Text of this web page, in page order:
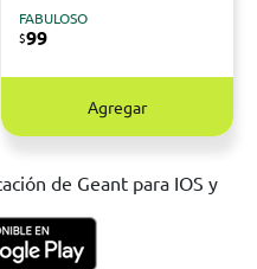
FABULOSO
$99
Agregar
de Geant para IOS y